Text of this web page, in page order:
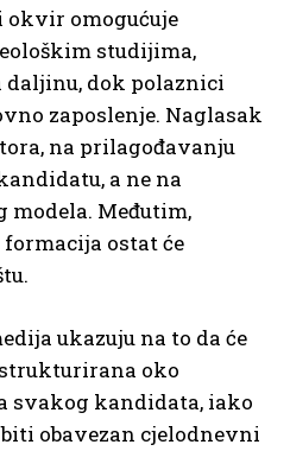
okvir omogućuje
studijima,
daljinu, dok polaznici
zaposlenje. Naglasak
na prilagođavanju
a ne na
Međutim,
ostat će
ukazuju na to da će
oko
svakog kandidata, iako
obavezan cjelodnevni